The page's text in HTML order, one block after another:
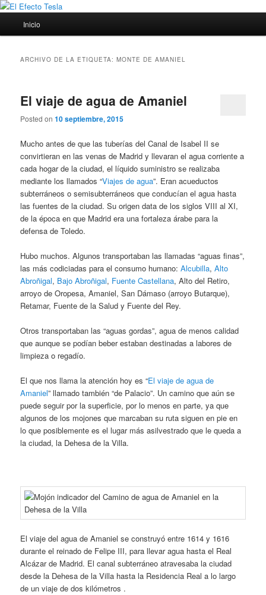
Ir
contenido
Ir
contenido
El Efecto Tesla
Porque siempre viene bien un poco de ciencia
principal
Inicio
ARCHIVO DE LA ETIQUETA:MONTE DE AMANIEL
El viaje de agua de Amaniel
Posted on10 septiembre, 2015
Mucho antes de que las tuberías del Canal de Isabel II se
convirtieran en las venas de Madrid y llevaran el agua corriente a
cada hogar de la ciudad, el líquido suministro se realizaba
mediante los llamados “Viajes de agua”. Eran acueductos
subterráneos o semisubterráneos que conducían el agua hasta
las fuentes de la ciudad. Su origen data de los siglos VIII al XI,
de la época en que Madrid era una fortaleza árabe para la
defensa de Toledo.
Hubo muchos. Algunos transportaban las llamadas “aguas finas”,
las más codiciadas para el consumo humano:Alcubilla,Alto
Abroñigal, Bajo Abroñigal, Fuente Castellana, Alto del Retiro,
arroyo de Oropesa, Amaniel, San Dámaso (arroyo Butarque),
Retamar, Fuente de la Salud y Fuente del Rey.
Otros transportaban las “aguas gordas”, agua de menos calidad
que aunque se podían beber estaban destinadas a labores de
limpieza o regadío.
El que nos llama la atención hoy es “El viaje de agua de
Amaniel” llamado también “de Palacio”. Un camino que aún se
puede seguir por la superficie, por lo menos en parte, ya que
algunos de los mojones que marcaban su ruta siguen en pie en
lo que posiblemente es el lugar más asilvestrado que le queda a
la ciudad, la Dehesa de la Villa.
El viaje del agua de Amaniel se construyó entre 1614 y 1616
durante el reinado de Felipe III, para llevar agua hasta el Real
Alcázar de Madrid. El canal subterráneo atravesaba la ciudad
desde la Dehesa de la Villa hasta la Residencia Real a lo largo
de un viaje de dos kilómetros .